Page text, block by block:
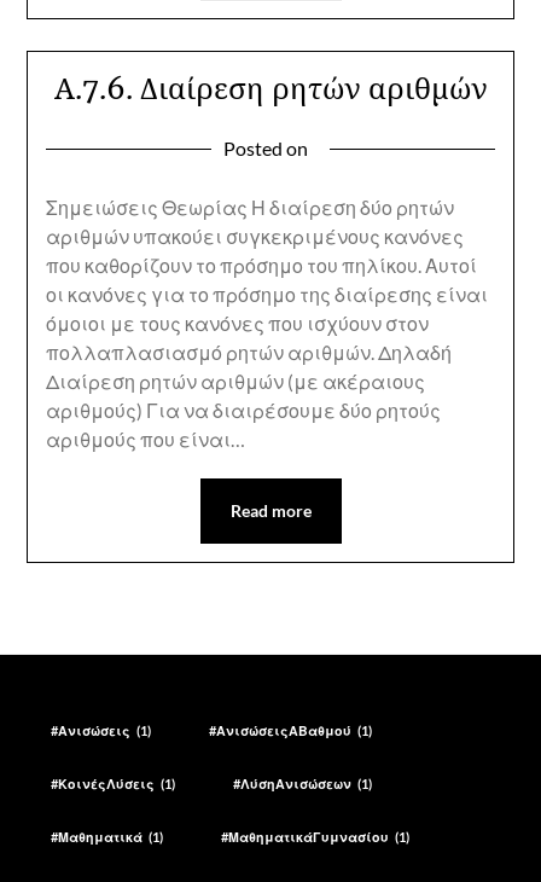
Α.7.6. Διαίρεση ρητών αριθμών
Posted on
Σημειώσεις Θεωρίας Η διαίρεση δύο ρητών
αριθμών υπακούει συγκεκριμένους κανόνες
που καθορίζουν το πρόσημο του πηλίκου. Αυτοί
οι κανόνες για το πρόσημο της διαίρεσης είναι
όμοιοι με τους κανόνες που ισχύουν στον
πολλαπλασιασμό ρητών αριθμών. Δηλαδή
Διαίρεση ρητών αριθμών (με ακέραιους
αριθμούς) Για να διαιρέσουμε δύο ρητούς
αριθμούς που είναι…
Read more
#Ανισώσεις (1) #ΑνισώσειςΑΒαθμού (1)
#ΚοινέςΛύσεις (1) #ΛύσηΑνισώσεων (1)
#Μαθηματικά (1) #ΜαθηματικάΓυμνασίου (1)